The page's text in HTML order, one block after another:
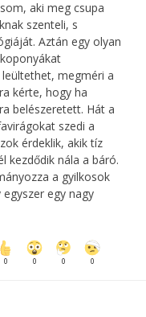
aki meg csupa
szenteli, s
Aztán egy olyan
megméri a
kérte, hogy ha
belészeretett. Hát a
szedi a
érdeklik, akik tíz
kezdődik nála a báró.
a gyilkosok
egy nagy
0 0 0 0